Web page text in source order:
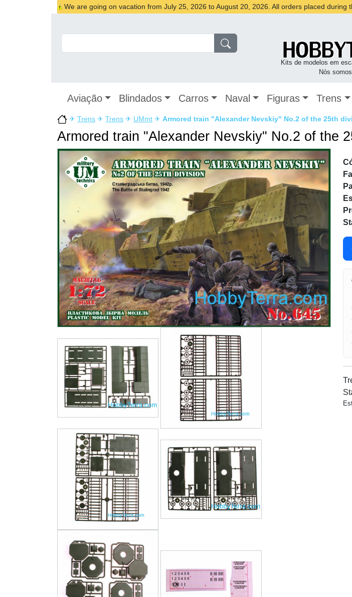
We are going on vacation from July 25, 2026 to August 20, 2026. All orders placed during
Kits de modelos em
Nós
Aviação Blindados Carros Naval Figuras Trens
✈ Trens ✈ Trens ✈ UMmt ✈ Armored train "Alexander Nevskiy" No.2 of the 25th
Armored train "Alexander Nevskiy" No.2 of the